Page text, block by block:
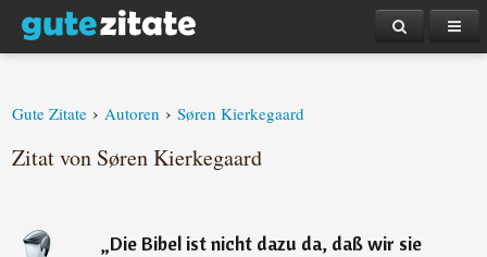
Gute Zitate › Autoren › Søren Kierkegaard
Zitat von Søren Kierkegaard
„Die Bibel ist nicht dazu da, daß wir sie